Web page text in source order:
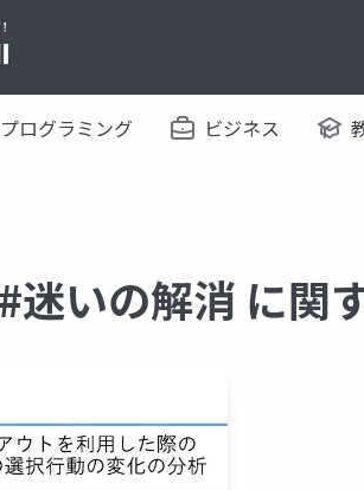
プログラミング ビジネス
迷いの解消 に関